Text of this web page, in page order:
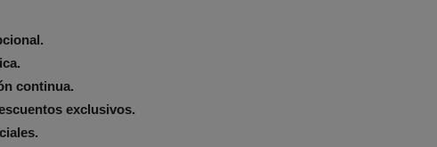
continua.
exclusivos.